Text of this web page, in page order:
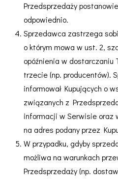
Przedsprzedaży
odpowiednio.
Sprzedawca zastrzega
o którym mowa w ust. 2,
opóźnienia w dostarczaniu
trzecie (np. producentów).
informował Kupujących o
związanych z
informacji w Serwisie oraz
na adres podany przez
W przypadku, gdyby
możliwa na warunkach
Przedsprzedaży (np.